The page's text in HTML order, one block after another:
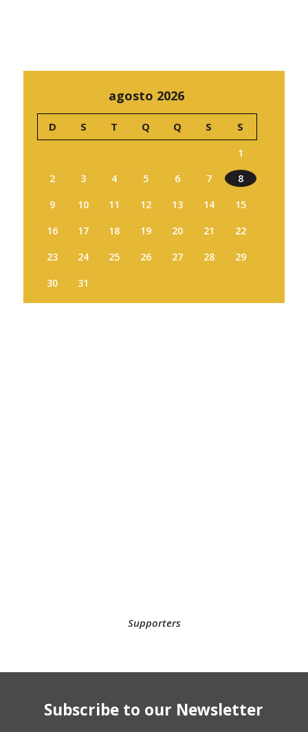
agosto 2026
D S T Q Q S S
1
2
3 4 5 6 7
8
9
10 11 12 13 14
15
16
17 18 19 20 21
22
23
24 25 26 27 28
29
30
31
Supporters
Subscribe to our Newsletter